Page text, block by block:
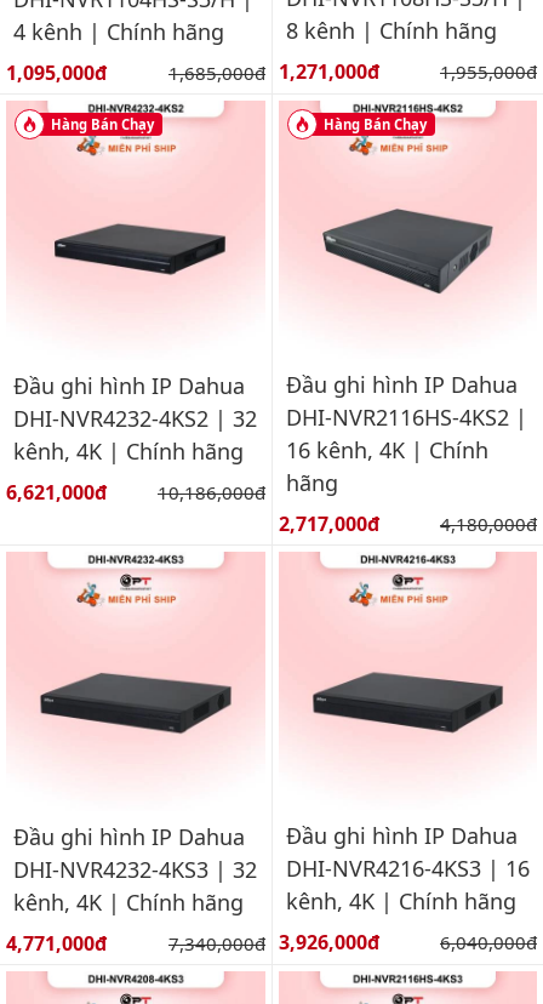
4 kênh | Chính hãng
Giá bán:
1,095,000đ Giá gốc:
1,685,000đ
8 kênh | Chính hãng
Giá bán:
1,271,000đ Giá gốc:
1,955,000đ
Hàng Bán Chạy
Đầu ghi hình IP Dahua
DHI-NVR4232-4KS2 | 32
kênh, 4K | Chính hãng
Giá bán:
6,621,000đ Giá gốc:
10,186,000đ
Hàng Bán Chạy
Đầu ghi hình IP Dahua
DHI-NVR2116HS-4KS2 |
16 kênh, 4K | Chính
hãng
Giá bán:
2,717,000đ Giá gốc:
4,180,000đ
Đầu ghi hình IP Dahua
DHI-NVR4232-4KS3 | 32
kênh, 4K | Chính hãng
Giá bán:
4,771,000đ Giá gốc:
7,340,000đ
Đầu ghi hình IP Dahua
DHI-NVR4216-4KS3 | 16
kênh, 4K | Chính hãng
Giá bán:
3,926,000đ Giá gốc:
6,040,000đ